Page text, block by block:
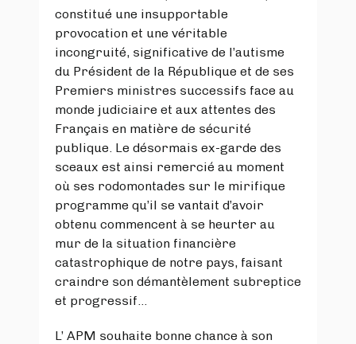
constitué une insupportable
provocation et une véritable
incongruité, significative de l’autisme
du Président de la République et de ses
Premiers ministres successifs face au
monde judiciaire et aux attentes des
Français en matière de sécurité
publique. Le désormais ex-garde des
sceaux est ainsi remercié au moment
où ses rodomontades sur le mirifique
programme qu’il se vantait d’avoir
obtenu commencent à se heurter au
mur de la situation financière
catastrophique de notre pays, faisant
craindre son démantèlement subreptice
et progressif…
L’ APM souhaite bonne chance à son